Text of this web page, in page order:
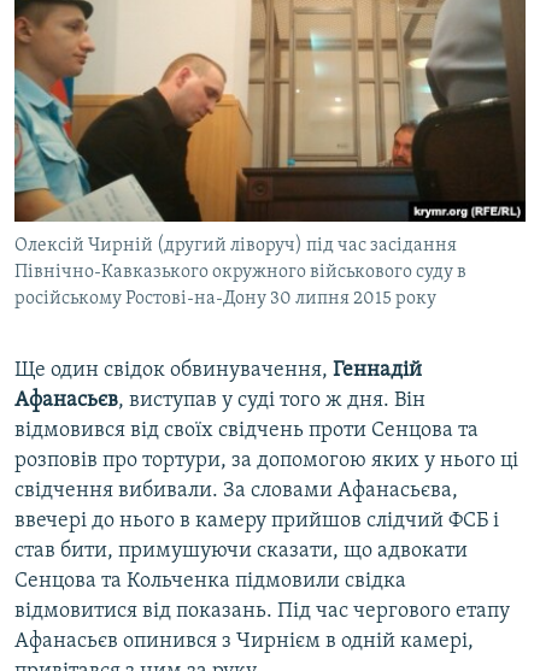
Олексій Чирній (другий ліворуч) під час засідання
Північно-Кавказького окружного військового суду в
російському Ростові-на-Дону 30 липня 2015 року
Ще один свідок обвинувачення, Геннадій
Афанасьєв, виступав у суді того ж дня. Він
відмовився від своїх свідчень проти Сенцова та
розповів про тортури, за допомогою яких у нього ці
свідчення вибивали. За словами Афанасьєва,
ввечері до нього в камеру прийшов слідчий ФСБ і
став бити, примушуючи сказати, що адвокати
Сенцова та Кольченка підмовили свідка
відмовитися від показань. Під час чергового етапу
Афанасьєв опинився з Чирнієм в одній камері,